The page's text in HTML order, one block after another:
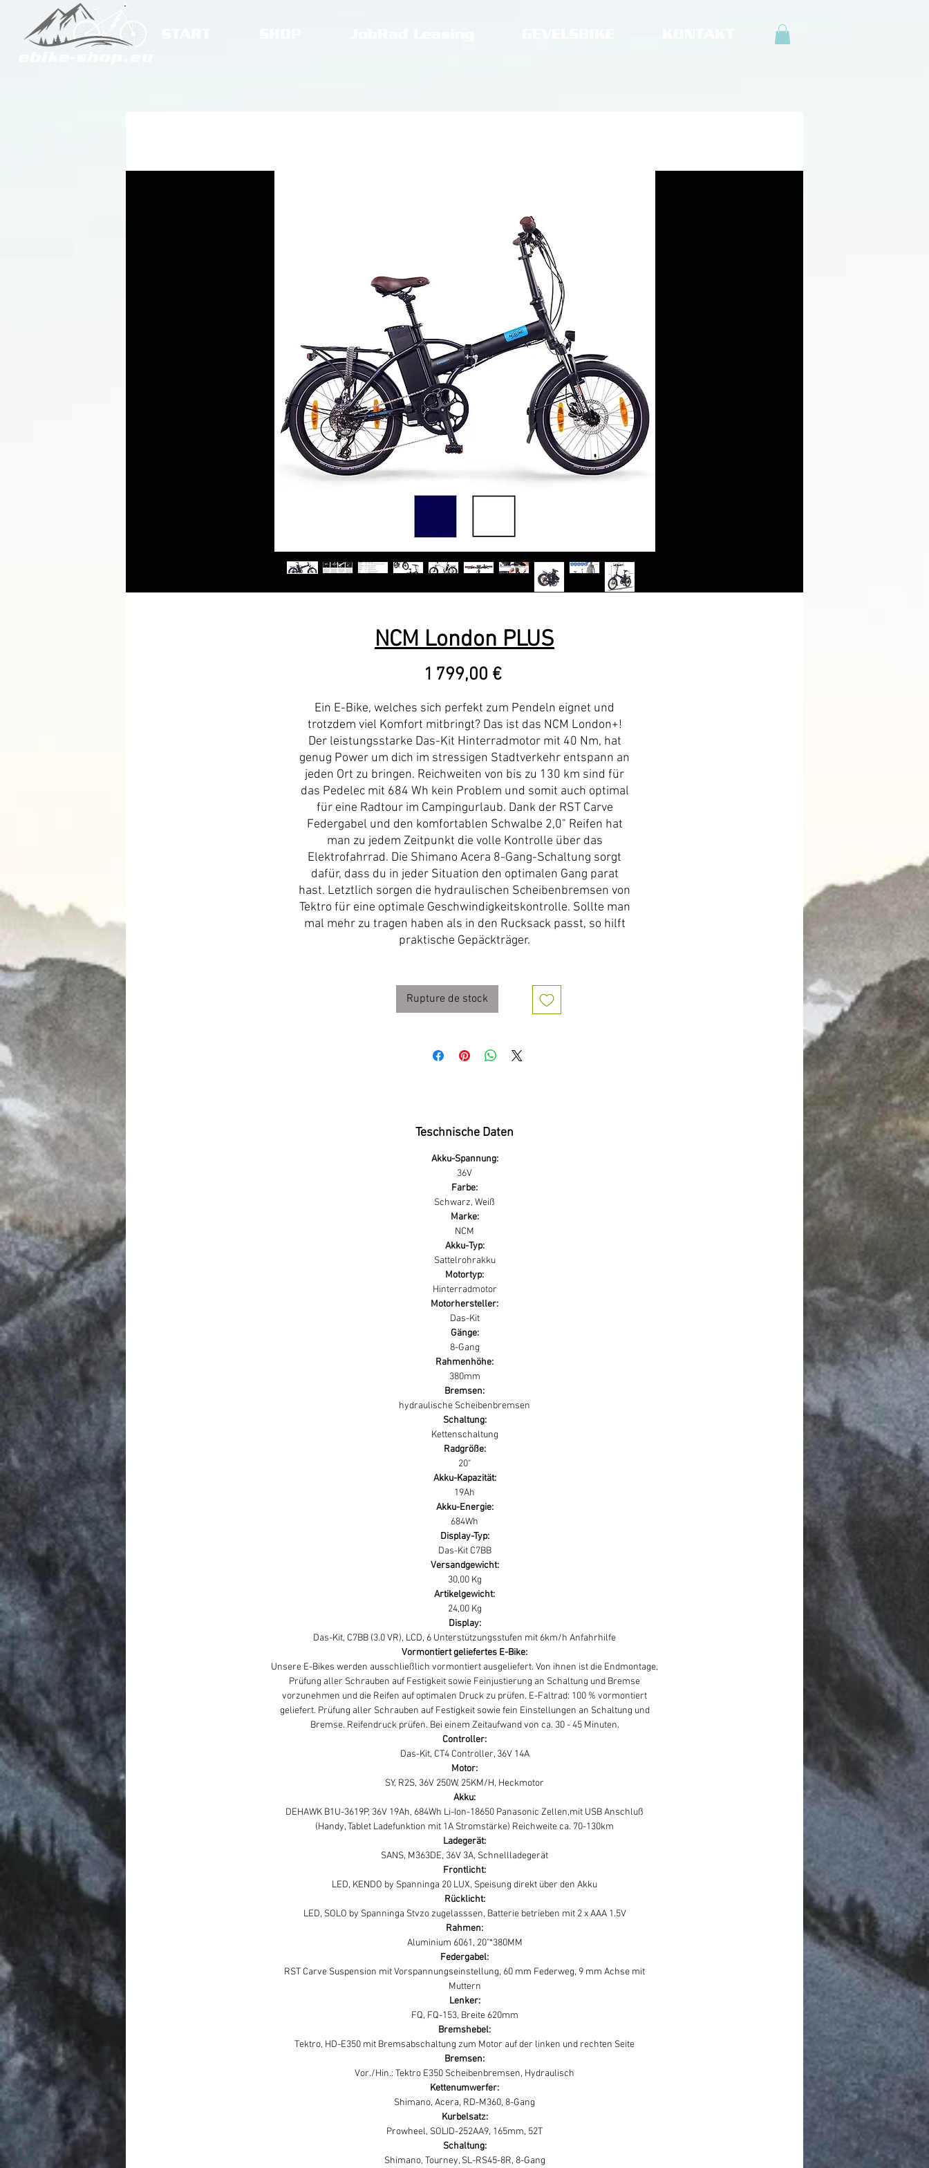
NCM London PLUS
1 799,00 €Prix
Ein E-Bike, welches sich perfekt zum Pendeln eignet und
trotzdem viel Komfort mitbringt? Das ist das NCM London+!
Der leistungsstarke Das-Kit Hinterradmotor mit 40 Nm, hat
genug Power um dich im stressigen Stadtverkehr entspann an
jeden Ort zu bringen. Reichweiten von bis zu 130 km sind für
das Pedelec mit 684 Wh kein Problem und somit auch optimal
für eine Radtour im Campingurlaub. Dank der RST Carve
Federgabel und den komfortablen Schwalbe 2,0" Reifen hat
man zu jedem Zeitpunkt die volle Kontrolle über das
Elektrofahrrad. Die Shimano Acera 8-Gang-Schaltung sorgt
dafür, dass du in jeder Situation den optimalen Gang parat
hast. Letztlich sorgen die hydraulischen Scheibenbremsen von
Tektro für eine optimale Geschwindigkeitskontrolle. Sollte man
mal mehr zu tragen haben als in den Rucksack passt, so hilft
praktische Gepäckträger.
Rupture de stock
Teschnische Daten
Akku-Spannung:
36V
Farbe:
Schwarz, Weiß
Marke:
NCM
Akku-Typ:
Sattelrohrakku
Motortyp:
Hinterradmotor
Motorhersteller:
Das-Kit
Gänge:
8-Gang
Rahmenhöhe:
380mm
Bremsen:
hydraulische Scheibenbremsen
Schaltung:
Kettenschaltung
Radgröße:
20"
Akku-Kapazität:
19Ah
Akku-Energie:
684Wh
Display-Typ:
Das-Kit C7BB
Versandgewicht:
30,00 Kg
Artikelgewicht:
24,00 Kg
Display:
Das-Kit, C7BB (3.0 VR), LCD, 6 Unterstützungsstufen mit 6km/h Anfahrhilfe
Vormontiert geliefertes E-Bike:
Unsere E-Bikes werden ausschließlich vormontiert ausgeliefert. Von ihnen ist die Endmontage,
Prüfung aller Schrauben auf Festigkeit sowie Feinjustierung an Schaltung und Bremse
vorzunehmen und die Reifen auf optimalen Druck zu prüfen. E-Faltrad: 100 % vormontiert
geliefert. Prüfung aller Schrauben auf Festigkeit sowie fein Einstellungen an Schaltung und
Bremse. Reifendruck prüfen. Bei einem Zeitaufwand von ca. 30 - 45 Minuten.
Controller:
Das-Kit, CT4 Controller, 36V 14A
Motor:
SY, R2S, 36V 250W, 25KM/H, Heckmotor
Akku:
DEHAWK B1U-3619P, 36V 19Ah, 684Wh Li-Ion-18650 Panasonic Zellen,mit USB Anschluß
(Handy, Tablet Ladefunktion mit 1A Stromstärke) Reichweite ca. 70-130km
Ladegerät:
SANS, M363DE, 36V 3A, Schnellladegerät
Frontlicht:
LED, KENDO by Spanninga 20 LUX, Speisung direkt über den Akku
Rücklicht:
LED, SOLO by Spanninga Stvzo zugelasssen, Batterie betrieben mit 2 x AAA 1.5V
Rahmen:
Aluminium 6061, 20"*380MM
Federgabel:
RST Carve Suspension mit Vorspannungseinstellung, 60 mm Federweg, 9 mm Achse mit
Muttern
Lenker:
FQ, FQ-153, Breite 620mm
Bremshebel:
Tektro, HD-E350 mit Bremsabschaltung zum Motor auf der linken und rechten Seite
Bremsen:
Vor./Hin.: Tektro E350 Scheibenbremsen, Hydraulisch
Kettenumwerfer:
Shimano, Acera, RD-M360, 8-Gang
Kurbelsatz:
Prowheel, SOLID-252AA9, 165mm, 52T
Schaltung:
Shimano, Tourney, SL-RS45-8R, 8-Gang